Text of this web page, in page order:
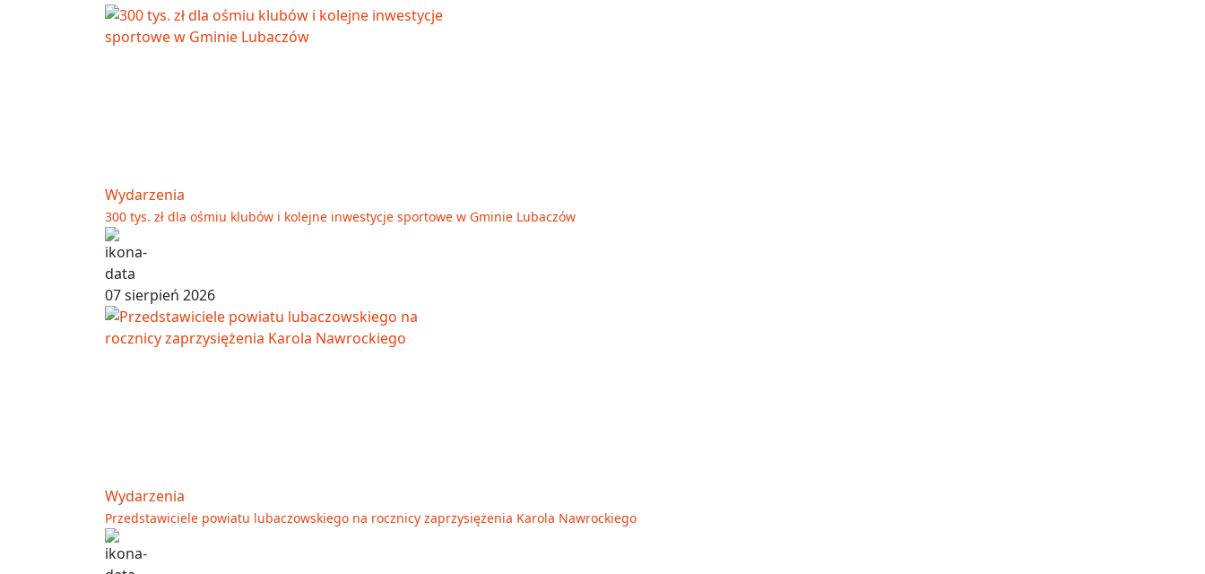
Wydarzenia
300 tys. zł dla ośmiu klubów i kolejne inwestycje sportowe w Gminie Lubaczów
07 sierpień 2026
Wydarzenia
Przedstawiciele powiatu lubaczowskiego na rocznicy zaprzysiężenia Karola Nawrockiego